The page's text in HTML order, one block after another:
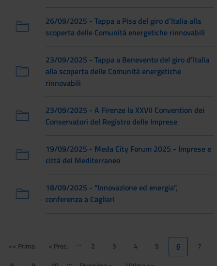
26/09/2025 - Tappa a Pisa del giro d’Italia alla
scoperta delle Comunità energetiche rinnovabili
23/09/2025 - Tappa a Benevento del giro d’Italia
alla scoperta delle Comunità energetiche
rinnovabili
23/09/2025 - A Firenze la XXVII Convention dei
Conservatori del Registro delle Imprese
19/09/2025 - Meda City Forum 2025 - Imprese e
città del Mediterraneo
18/09/2025 - "Innovazione ed energia",
conferenza a Cagliari
Paginazione
Prima
<< Prima Pagina
< Prec. …
Page
2 Page
3 Page
4 Page
5 Pagina
attuale
6 Page
7
…